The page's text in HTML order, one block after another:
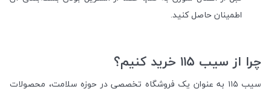
اطمینان حاصل کنید.
چرا از سیب ۱۱۵ خرید کنیم؟
سیب ۱۱۵ به عنوان یک فروشگاه تخصصی در حوزه سلامت، محصولات